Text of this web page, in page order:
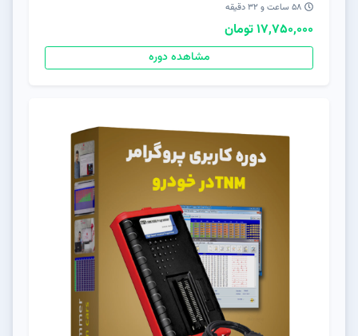
58 ساعت و 32 دقیقه
17,750,000 تومان
مشاهده دوره